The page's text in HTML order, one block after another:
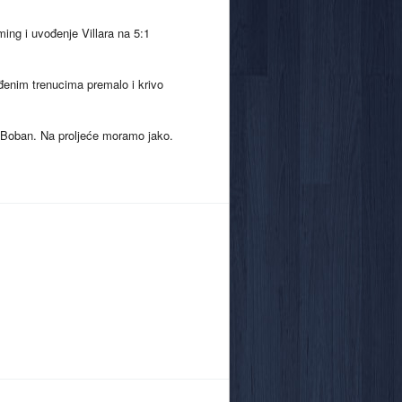
i uvođenje Villara na 5:1
trenucima premalo i krivo
Na proljeće moramo jako.